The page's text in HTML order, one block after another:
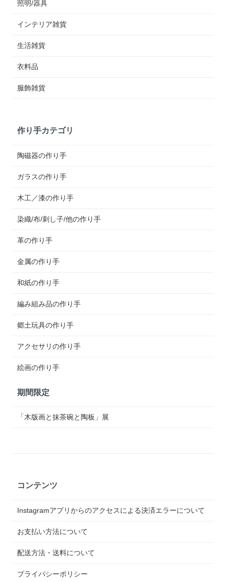
照明/器具
インテリア雑貨
生活雑貨
衣料品
服飾雑貨
作り手カテゴリ
陶磁器の作り手
ガラスの作り手
木工／漆の作り手
染織/布/刺し子/他の作り手
革の作り手
金属の作り手
和紙の作り手
編み組み品の作り手
郷土玩具の作り手
アクセサリの作り手
絵画の作り手
期間限定
「木版画と抹茶碗と陶板」展
コンテンツ
Instagramアプリからのアクセスによる決済エラーについて
お支払い方法について
配送方法・送料について
プライバシーポリシー